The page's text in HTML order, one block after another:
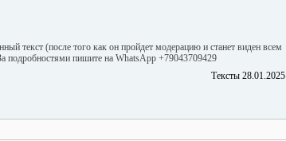
текст (после того как он пройдет модерацию и станет виден всем
подробностями пишите на WhatsApp +79043709429
Тексты 28.01.2025